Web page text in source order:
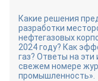
Какие решения
разработки
нефтегазовых
2024 году? Как
газ? Ответы на эти
свежем номере
промышленность».